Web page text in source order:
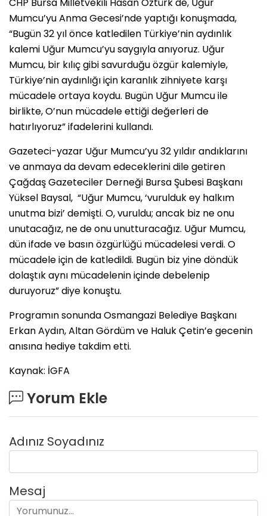
Mumcu’yu Anma Gecesi’nde yaptığı konuşmada,
“Bugün 32 yıl önce katledilen Türkiye’nin aydınlık
kalemi Uğur Mumcu’yu saygıyla anıyoruz. Uğur
Mumcu, bir kılıç gibi savurduğu özgür kalemiyle,
Türkiye’nin aydınlığı için karanlık zihniyete karşı
mücadele ortaya koydu. Bugün Uğur Mumcu ile
birlikte, O’nun mücadele ettiği değerleri de
hatırlıyoruz” ifadelerini kullandı.
Gazeteci-yazar Uğur Mumcu’yu 32 yıldır andıklarını
ve anmaya da devam edeceklerini dile getiren
Çağdaş Gazeteciler Derneği Bursa Şubesi Başkanı
Yüksel Baysal, “Uğur Mumcu, ‘vurulduk ey halkım
unutma bizi’ demişti. O, vuruldu; ancak biz ne onu
unutacağız, ne de onu unutturacağız. Uğur Mumcu,
dün ifade ve basın özgürlüğü mücadelesi verdi. O
mücadele için de katledildi. Bugün biz yine döndük
dolaştık aynı mücadelenin içinde debelenip
duruyoruz” diye konuştu.
Programın sonunda Osmangazi Belediye Başkanı
Erkan Aydın, Altan Gördüm ve Haluk Çetin’e gecenin
anısına hediye takdim etti.
Kaynak: İGFA
Yorum Ekle
Adınız Soyadınız
Mesaj